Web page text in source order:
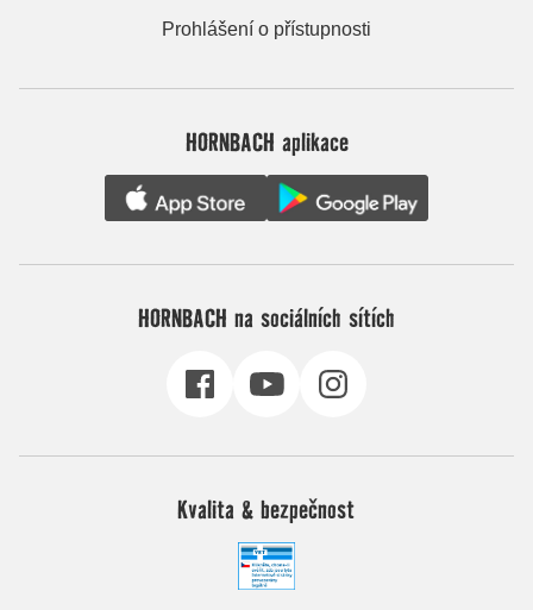
Prohlášení o přístupnosti
HORNBACH aplikace
HORNBACH na sociálních sítích
Kvalita & bezpečnost